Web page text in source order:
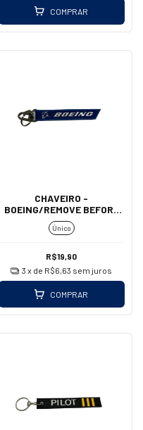
COMPRAR
CHAVEIRO -
BOEING/REMOVE BEFORE
FLIGHT (MOSQUETÃO)
Único
R$19,90
3 x de R$6,63 sem juros
COMPRAR